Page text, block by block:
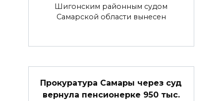
Шигонским районным судом
Самарской области вынесен
Прокуратура Самары через суд
вернула пенсионерке 950 тыс.